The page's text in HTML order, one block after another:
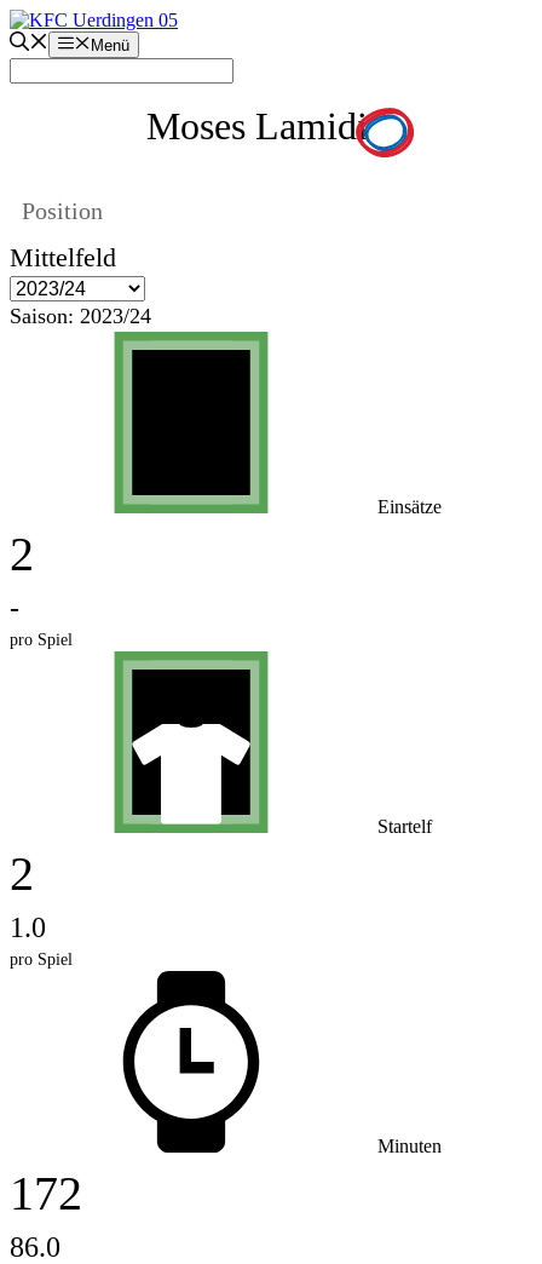
Zum
Inhalt
springen
Menü
Moses Lamidi
Position
Mittelfeld
Saison: 2023/24
Einsätze
2
-
pro Spiel
Startelf
2
1.0
pro Spiel
Minuten
172
86.0